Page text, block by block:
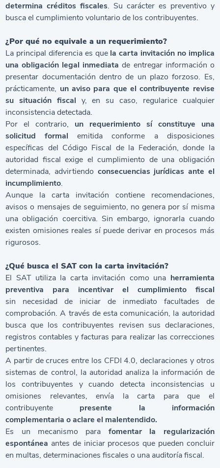
determina créditos fiscales. Su carácter es preventivo y
busca el cumplimiento voluntario de los contribuyentes.
¿Por qué no equivale a un requerimiento?
La principal diferencia es quela carta invitación no implica
una obligación legal inmediata de entregar información o
presentar documentación dentro de un plazo forzoso. Es,
prácticamente, un aviso para que el contribuyente revise
su situación fiscal y, en su caso, regularice cualquier
inconsistencia detectada.
Por el contrario, un requerimiento sí constituye una
solicitud formal emitida conforme a disposiciones
específicas del Código Fiscal de la Federación, donde la
autoridad fiscal exige el cumplimiento de una obligación
determinada, advirtiendo consecuencias jurídicas ante el
incumplimiento.
Aunque la carta invitación contiene recomendaciones,
avisos o mensajes de seguimiento, no genera por sí misma
una obligación coercitiva. Sin embargo, ignorarla cuando
existen omisiones reales sí puede derivar en procesos más
rigurosos.
¿Qué busca el SAT con la carta invitación?
El SAT utiliza la carta invitación como una herramienta
preventiva para incentivar el cumplimiento fiscal
sin necesidad de iniciar de inmediato facultades de
comprobación. A través de esta comunicación, la autoridad
busca que los contribuyentes revisen sus declaraciones,
registros contables y facturas para realizar las correcciones
pertinentes.
A partir de cruces entre los CFDI 4.0, declaraciones y otros
sistemas de control, la autoridad analiza la información de
los contribuyentes y cuando detecta inconsistencias u
omisiones relevantes, envía la carta para que el
contribuyente presente la información
complementaria o aclare el malentendido.
Es un mecanismo para fomentar la regularización
espontánea antes de iniciar procesos que pueden concluir
en multas, determinaciones fiscales o una auditoría fiscal.